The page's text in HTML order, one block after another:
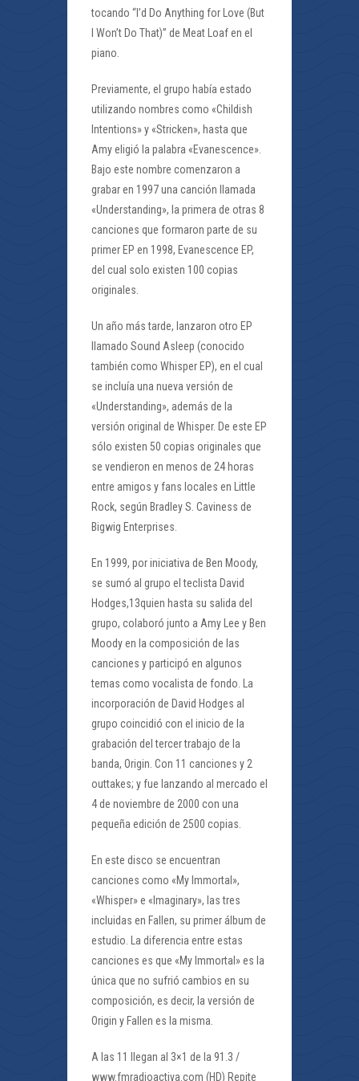
tocando “I’d Do Anything for Love (But
I Won’t Do That)” de Meat Loaf en el
piano.
Previamente, el grupo había estado
utilizando nombres como «Childish
Intentions» y «Stricken», hasta que
Amy eligió la palabra «Evanescence».
Bajo este nombre comenzaron a
grabar en 1997 una canción llamada
«Understanding», la primera de otras 8
canciones que formaron parte de su
primer EP en 1998, Evanescence EP,
del cual solo existen 100 copias
originales.
Un año más tarde, lanzaron otro EP
llamado Sound Asleep (conocido
también como Whisper EP), en el cual
se incluía una nueva versión de
«Understanding», además de la
versión original de Whisper. De este EP
sólo existen 50 copias originales que
se vendieron en menos de 24 horas
entre amigos y fans locales en Little
Rock, según Bradley S. Caviness de
Bigwig Enterprises.
En 1999, por iniciativa de Ben Moody,
se sumó al grupo el teclista David
Hodges,13quien hasta su salida del
grupo, colaboró junto a Amy Lee y Ben
Moody en la composición de las
canciones y participó en algunos
temas como vocalista de fondo. La
incorporación de David Hodges al
grupo coincidió con el inicio de la
grabación del tercer trabajo de la
banda, Origin. Con 11 canciones y 2
outtakes; y fue lanzando al mercado el
4 de noviembre de 2000 con una
pequeña edición de 2500 copias.
En este disco se encuentran
canciones como «My Immortal»,
«Whisper» e «Imaginary», las tres
incluidas en Fallen, su primer álbum de
estudio. La diferencia entre estas
canciones es que «My Immortal» es la
única que no sufrió cambios en su
composición, es decir, la versión de
Origin y Fallen es la misma.
A las 11 llegan al 3×1 de la 91.3 /
www.fmradioactiva.com (HD) Repite